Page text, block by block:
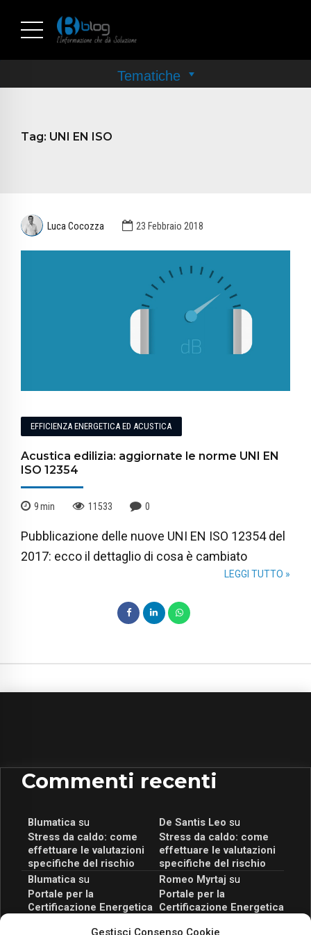
Gestisci Consenso Cookie
Tag: UNI EN ISO
Luca Cocozza 23 Febbraio 2018
EFFICIENZA ENERGETICA ED ACUSTICA
Acustica edilizia: aggiornate le norme UNI EN
ISO 12354
9min 11533 0
Pubblicazione delle nuove UNI EN ISO 12354 del
2017: ecco il dettaglio di cosa è cambiato
LEGGI TUTTO »
Commenti recenti
Blumaticasu
Stress da caldo: come
effettuare le valutazioni
specifiche del rischio
De Santis Leo su
Stress da caldo: come
effettuare le valutazioni
specifiche del rischio
Blumaticasu
Portale per la
Certificazione Energetica
Romeo Myrtaj su
Portale per la
Certificazione Energetica